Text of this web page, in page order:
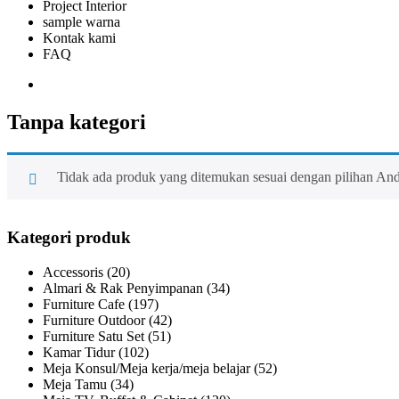
Project Interior
sample warna
Kontak kami
FAQ
Tanpa kategori
Tidak ada produk yang ditemukan sesuai dengan pilihan
Kategori produk
Accessoris (20)
Almari & Rak Penyimpanan (34)
Furniture Cafe (197)
Furniture Outdoor (42)
Furniture Satu Set (51)
Kamar Tidur (102)
Meja Konsul/Meja kerja/meja belajar (52)
Meja Tamu (34)